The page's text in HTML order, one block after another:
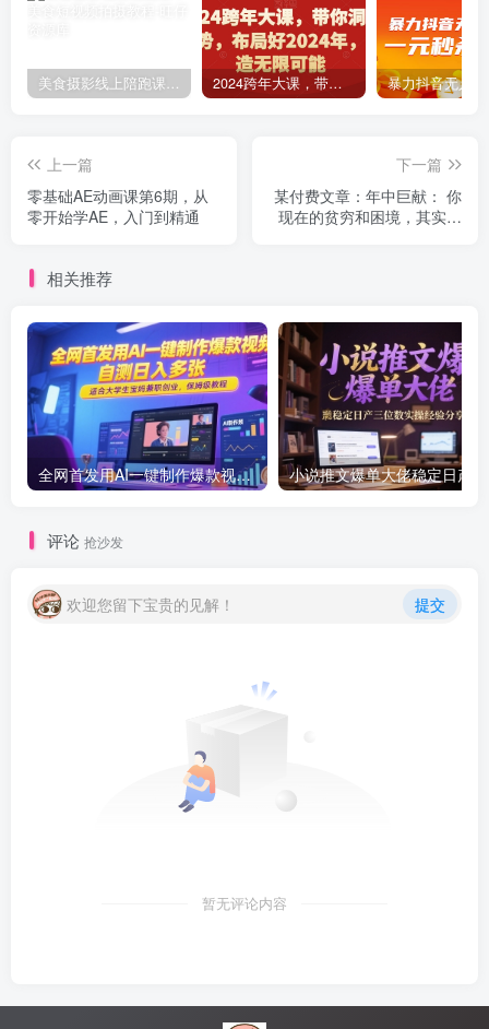
美食摄影线上陪跑课，美食短视频拍摄教程 2024跨年大课，​带你洞察趋势，布局好2024年，创造无限可能
上一篇
零基础AE动画课第6期，从
零开始学AE，入门到精通
下一篇
某付费文章：年中巨献： 你
现在的贫穷和困境，其实都
相关推荐
全网首发用AI一键制作爆款视频，自测日入多张，适合大学生宝妈兼职创业，保姆级教程
评论 抢沙发
欢迎您留下宝贵的见解！ 提交
暂无评论内容